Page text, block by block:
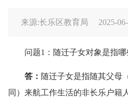
来源:长乐区教育局 2025-
问题1：随迁子女对象是指哪
答 ： 随迁子女是指随其父母
同）来航工作生活的非长乐户籍